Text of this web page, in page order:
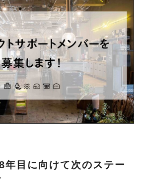
年目に向けて次のステー